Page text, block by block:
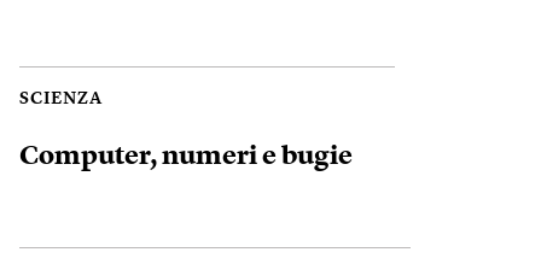
SCIENZA
Computer, numeri e bugie